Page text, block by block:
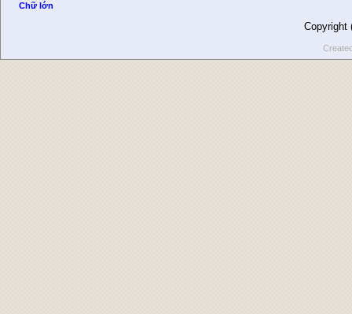
Chữ lớn
Copyright